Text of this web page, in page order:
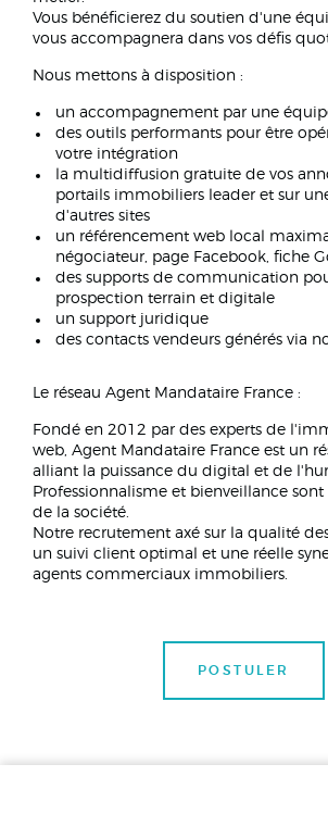
Vous bénéficierez du soutien d'une
vous accompagnera dans vos défis
Nous mettons à disposition :
un accompagnement par une
des outils performants pour être
votre intégration
la multidiffusion gratuite de vos
portails immobiliers leader et sur
d'autres sites
un référencement web local
négociateur, page Facebook, fiche
des supports de communication
prospection terrain et digitale
un support juridique
des contacts vendeurs générés via
Le réseau Agent Mandataire France :
Fondé en 2012 par des experts de
web, Agent Mandataire France est un
alliant la puissance du digital et de
Professionnalisme et bienveillance sont
de la société.
Notre recrutement axé sur la qualité
un suivi client optimal et une réelle
agents commerciaux immobiliers.
POSTULER